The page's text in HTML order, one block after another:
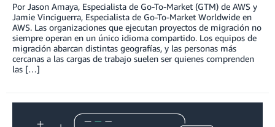
Por Jason Amaya, Especialista de Go-To-Market (GTM) de AWS y
Jamie Vinciguerra, Especialista de Go-To-Market Worldwide en
AWS. Las organizaciones que ejecutan proyectos de migración no
siempre operan en un único idioma compartido. Los equipos de
migración abarcan distintas geografías, y las personas más
cercanas a las cargas de trabajo suelen ser quienes comprenden
las […]